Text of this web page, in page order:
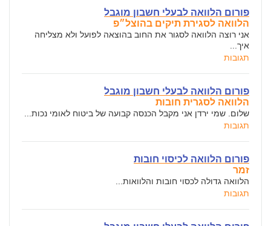
פורום הלוואה לבעלי חשבון מוגבל
הלוואה לסגירת תיקים בהוצל״פ
אני רוצה הלוואה לסגור את החוב בהוצאה לפועל ולא מצליחה
איך...
תגובות
פורום הלוואה לבעלי חשבון מוגבל
הלוואה לסגרית חובות
שלום. שמי ירדן אני מקבל הכנסה קבועה של ביטוח לאומי נכות...
תגובות
פורום הלוואה לכיסוי חובות
זמר
הלוואה גדולה לכסוי חובות והלוואות...
תגובות